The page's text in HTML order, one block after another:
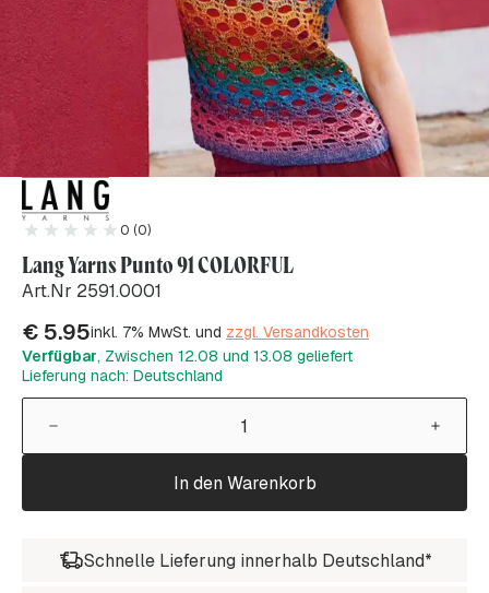
0 (0)
Lang Yarns Punto 91 COLORFUL
Art.Nr 2591.0001
€ 5.95inkl. 7% MwSt. und zzgl. Versandkosten
Verfügbar, Zwischen 12.08 und 13.08 geliefert
Lieferung nach: Deutschland
In den Warenkorb
Schnelle Lieferung innerhalb Deutschland*